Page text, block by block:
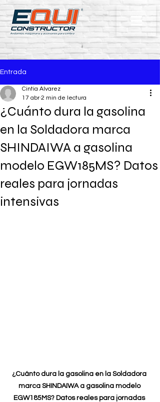
Entrada
¿Cuánto dura la gasolina
en la Soldadora marca
SHINDAIWA a gasolina
modelo EGW185MS? Datos
reales para jornadas
intensivas
Cintia Alvarez
17 abr 2 min de lectura
¿Cuánto dura la gasolina en la Soldadora
marca SHINDAIWA a gasolina modelo
EGW185MS? Datos reales para jornadas